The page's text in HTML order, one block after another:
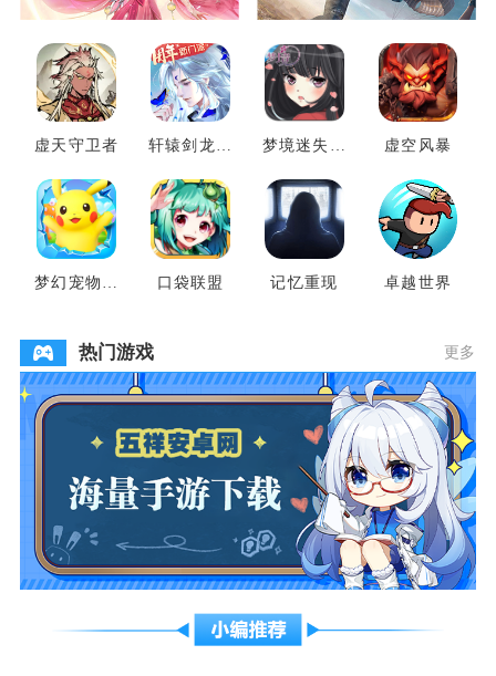
虚天守卫者
轩辕剑龙舞
梦境迷失之
虚空风暴
梦幻宠物联
口袋联盟 记忆重现 卓越世界
热门游戏 更多